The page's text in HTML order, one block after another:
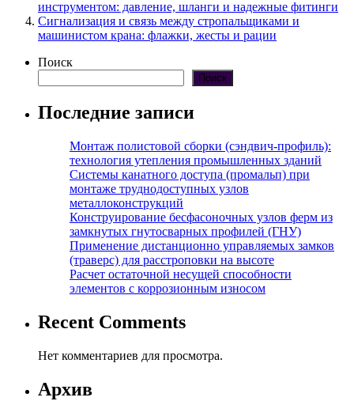
инструментом: давление, шланги и надежные фитинги
Сигнализация и связь между стропальщиками и
машинистом крана: флажки, жесты и рации
Поиск
Поиск
Последние записи
Монтаж полистовой сборки (сэндвич-профиль):
технология утепления промышленных зданий
Системы канатного доступа (промальп) при
монтаже труднодоступных узлов
металлоконструкций
Конструирование бесфасоночных узлов ферм из
замкнутых гнутосварных профилей (ГНУ)
Применение дистанционно управляемых замков
(траверс) для расстроповки на высоте
Расчет остаточной несущей способности
элементов с коррозионным износом
Recent Comments
Нет комментариев для просмотра.
Архив